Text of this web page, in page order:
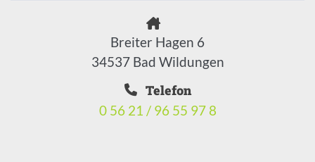
Breiter Hagen 6
34537 Bad Wildungen
Telefon
0 56 21 / 96 55 97 8